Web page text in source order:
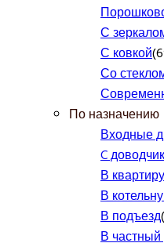
С
С ковкой
Со
По назначению
Входные
C
В квартиру
В
В подъезд
В